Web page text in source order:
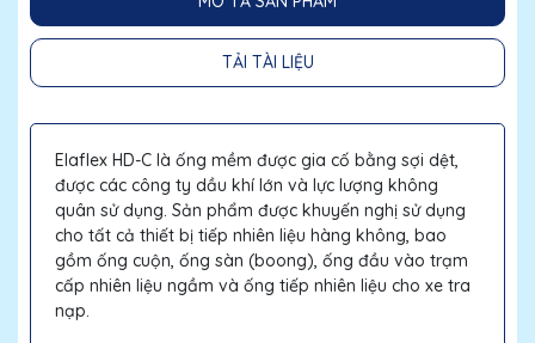
TẢI TÀI LIỆU
Elaflex HD-C là ống mềm được gia cố bằng sợi dệt,
được các công ty dầu khí lớn và lực lượng không
quân sử dụng. Sản phẩm được khuyến nghị sử dụng
cho tất cả thiết bị tiếp nhiên liệu hàng không, bao
gồm ống cuộn, ống sàn (boong), ống đầu vào trạm
cấp nhiên liệu ngầm và ống tiếp nhiên liệu cho xe tra
nạp.